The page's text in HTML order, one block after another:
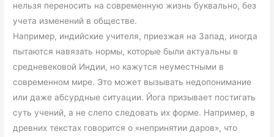
нельзя переносить на современную жизнь буквально, без
учета изменений в обществе.
Например, индийские учителя, приезжая на Запад, иногда
пытаются навязать нормы, которые были актуальны в
средневековой Индии, но кажутся неуместными в
современном мире. Это может вызывать недопонимание
или даже абсурдные ситуации. Йога призывает постигать
суть учений, а не слепо следовать их форме. Например, в
древних текстах говорится о «непринятии даров», что